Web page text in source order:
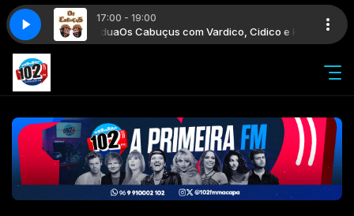
17:00 - 19:00
e Hana de PáduaOs Cabuçus com Vardico, Cidico e Hana de